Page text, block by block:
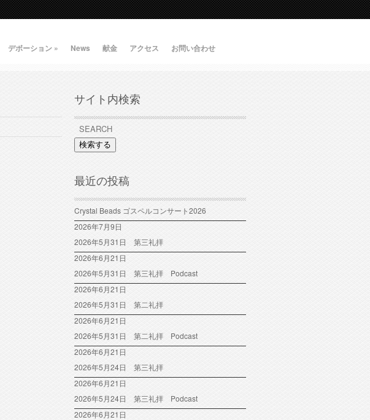
デボーション » News 献金 アクセス お問い合わせ
サイト内検索
検索する
最近の投稿
Crystal Beads ゴスペルコンサート2026
2026年7月9日
2026年5月31日 第三礼拝
2026年6月21日
2026年5月31日 第三礼拝 Podcast
2026年6月21日
2026年5月31日 第二礼拝
2026年6月21日
2026年5月31日 第二礼拝 Podcast
2026年6月21日
2026年5月24日 第三礼拝
2026年6月21日
2026年5月24日 第三礼拝 Podcast
2026年6月21日